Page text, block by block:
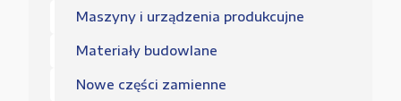
Maszyny i urządzenia produkcujne
Materiały budowlane
Nowe części zamienne